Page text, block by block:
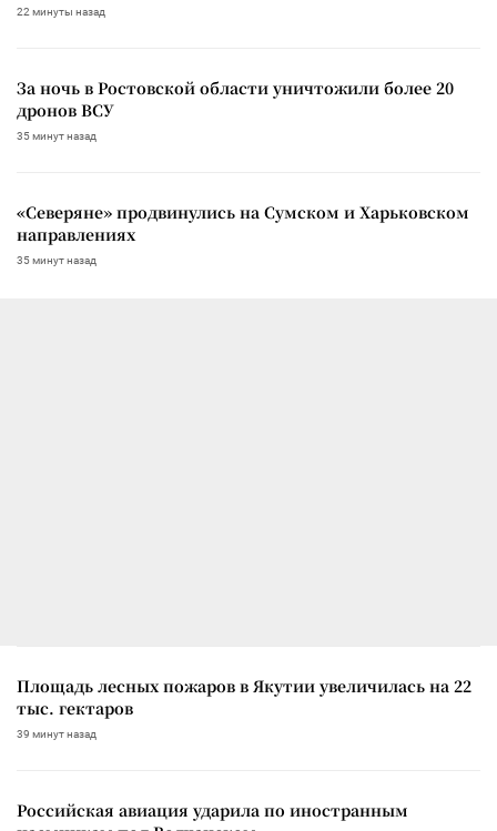
22 минуты назад
За ночь в Ростовской области уничтожили более 20
дронов ВСУ
35 минут назад
«Северяне» продвинулись на Сумском и Харьковском
направлениях
35 минут назад
Площадь лесных пожаров в Якутии увеличилась на 22
тыс. гектаров
39 минут назад
Российская авиация ударила по иностранным